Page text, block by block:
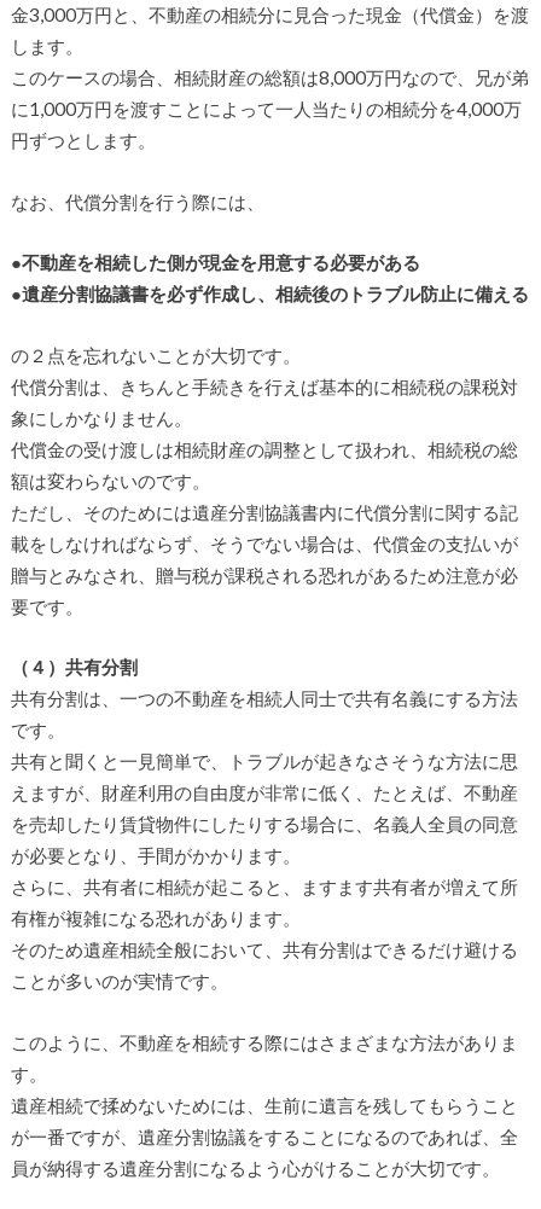
金3,000万円と、不動産の相続分に見合った現金（代償金）を渡
します。
このケースの場合、相続財産の総額は8,000万円なので、兄が弟
に1,000万円を渡すことによって一人当たりの相続分を4,000万
円ずつとします。
なお、代償分割を行う際には、
●不動産を相続した側が現金を用意する必要がある
●遺産分割協議書を必ず作成し、相続後のトラブル防止に備える
の２点を忘れないことが大切です。
代償分割は、きちんと手続きを行えば基本的に相続税の課税対
象にしかなりません。
代償金の受け渡しは相続財産の調整として扱われ、相続税の総
額は変わらないのです。
ただし、そのためには遺産分割協議書内に代償分割に関する記
載をしなければならず、そうでない場合は、代償金の支払いが
贈与とみなされ、贈与税が課税される恐れがあるため注意が必
要です。
（４）共有分割
共有分割は、一つの不動産を相続人同士で共有名義にする方法
です。
共有と聞くと一見簡単で、トラブルが起きなさそうな方法に思
えますが、財産利用の自由度が非常に低く、たとえば、不動産
を売却したり賃貸物件にしたりする場合に、名義人全員の同意
が必要となり、手間がかかります。
さらに、共有者に相続が起こると、ますます共有者が増えて所
有権が複雑になる恐れがあります。
そのため遺産相続全般において、共有分割はできるだけ避ける
ことが多いのが実情です。
このように、不動産を相続する際にはさまざまな方法がありま
す。
遺産相続で揉めないためには、生前に遺言を残してもらうこと
が一番ですが、遺産分割協議をすることになるのであれば、全
員が納得する遺産分割になるよう心がけることが大切です。